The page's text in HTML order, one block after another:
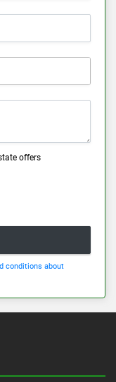
offers
conditions about